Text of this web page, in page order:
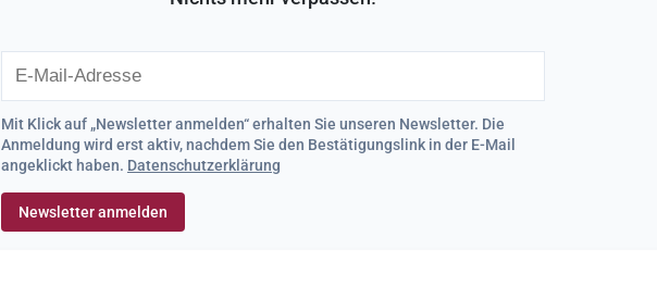
Mit Klick auf „Newsletter anmelden“ erhalten Sie unseren Newsletter. Die
Anmeldung wird erst aktiv, nachdem Sie den Bestätigungslink in der E-Mail
angeklickt haben. Datenschutzerklärung